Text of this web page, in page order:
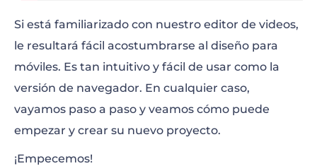
Si está familiarizado con nuestro editor de videos,
le resultará fácil acostumbrarse al diseño para
móviles. Es tan intuitivo y fácil de usar como la
versión de navegador. En cualquier caso,
vayamos paso a paso y veamos cómo puede
empezar y crear su nuevo proyecto.
¡Empecemos!